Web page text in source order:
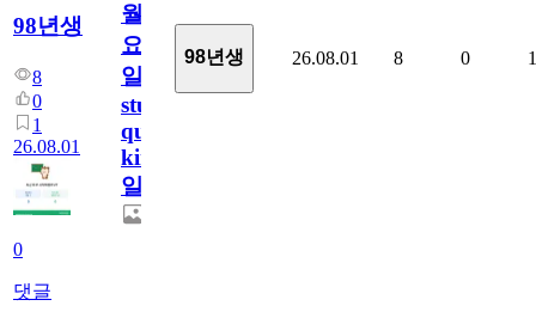
98년생
8
0
1
26.08.01
0
댓글
월
요
일/English
study
quiz
king769
일
98년생 26.08.01 8 0 1